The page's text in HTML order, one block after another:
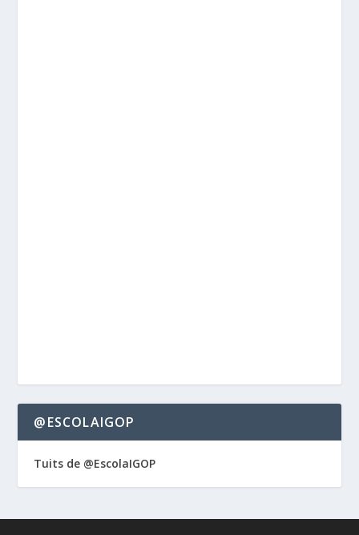
@ESCOLAIGOP
Tuits de @EscolaIGOP